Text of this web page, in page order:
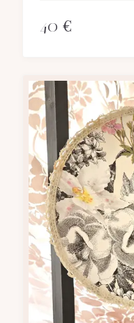
Polyphane blanc. Dia
40 €